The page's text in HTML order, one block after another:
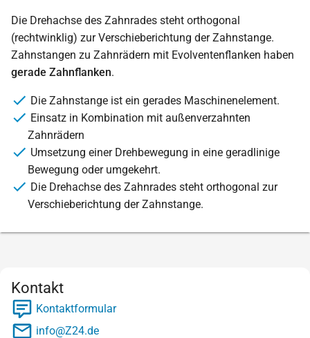
Die Drehachse des Zahnrades steht orthogonal
(rechtwinklig) zur Verschieberichtung der Zahnstange.
Zahnstangen zu Zahnrädern mit Evolventenflanken haben
gerade Zahnflanken.
Die Zahnstange ist ein gerades Maschinenelement.
Einsatz in Kombination mit außenverzahnten
Zahnrädern
Umsetzung einer Drehbewegung in eine geradlinige
Bewegung oder umgekehrt.
Die Drehachse des Zahnrades steht orthogonal zur
Verschieberichtung der Zahnstange.
Kontakt
Kontaktformular
info@Z24.de